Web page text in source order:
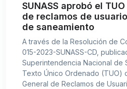
SUNASS aprobó el
de reclamos de
de saneamiento
A través de la Resolución de
015-2023-SUNASS-CD,
Superintendencia Nacional de
Texto Único Ordenado (TUO)
General de Reclamos de